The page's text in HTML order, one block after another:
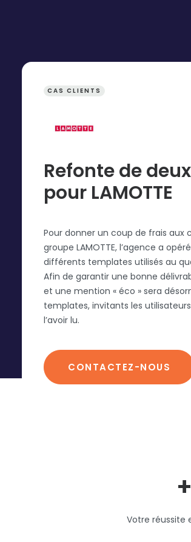
CAS CLIENTS
Refonte de
pour LAMOTTE
Pour donner un coup de frais
groupe LAMOTTE, l’agence a
différents templates utilisés au
Afin de garantir une bonne
et une mention « éco » sera
templates, invitants les
l’avoir lu.
CONTACTEZ-NOUS
Votre réussite